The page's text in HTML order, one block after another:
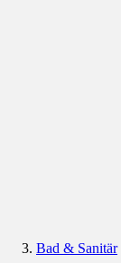
Bad & Sanitär